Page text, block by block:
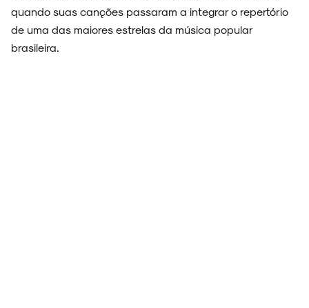
ESPECIAIS
quando suas canções passaram a integrar o repertório
de uma das maiores estrelas da música popular
brasileira.